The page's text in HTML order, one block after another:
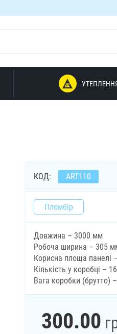
КОД: ART110
Пломбір
Довжина – 3000 мм
Робоча ширина – 305
Корисна площа панелі
Кількість у коробці –
Вага коробки (брутто)
300.00